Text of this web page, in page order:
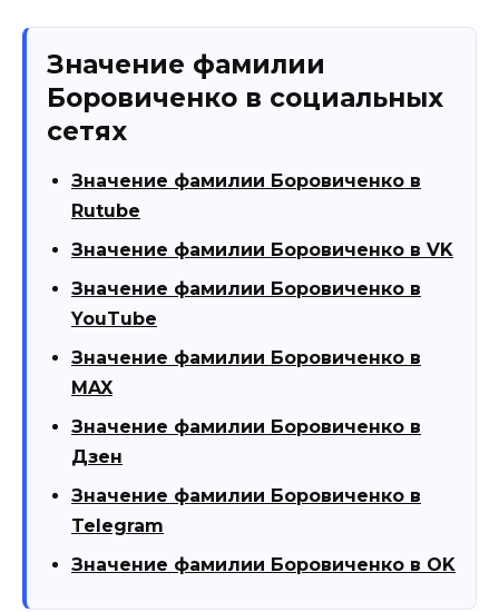
Значение фамилии
Боровиченко в социальных
сетях
Значение фамилии Боровиченко в
Rutube
Значение фамилии Боровиченко в VK
Значение фамилии Боровиченко в
YouTube
Значение фамилии Боровиченко в
MAX
Значение фамилии Боровиченко в
Дзен
Значение фамилии Боровиченко в
Telegram
Значение фамилии Боровиченко в OK